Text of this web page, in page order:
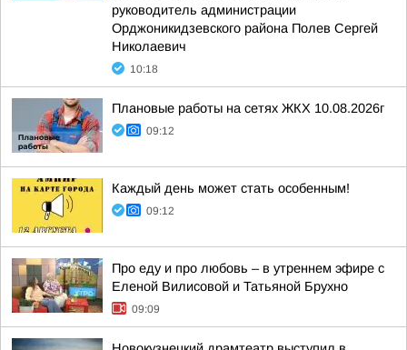
руководитель администрации
Орджоникидзевского района Полев Сергей
Николаевич
10:18
Плановые работы на сетях ЖКХ 10.08.2026г
09:12
Каждый день может стать особенным!
09:12
Про еду и про любовь – в утреннем эфире с
Еленой Вилисовой и Татьяной Брухно
09:09